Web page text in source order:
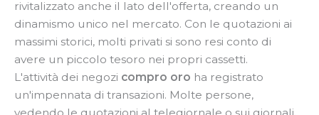
rivitalizzato anche il lato dell'offerta, creando un
dinamismo unico nel mercato. Con le quotazioni ai
massimi storici, molti privati si sono resi conto di
avere un piccolo tesoro nei propri cassetti.
L'attività dei negozi compro oro ha registrato
un'impennata di transazioni. Molte persone,